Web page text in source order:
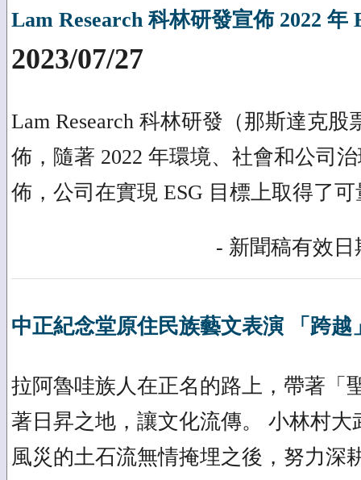
Lam Research 科林研發宣佈 2022 年
2023/07/27
Lam Research 科林研發（那斯達克
佈，隨著 2022 年環境、社會和公司
佈，公司在實現 ESG 目標上取得了
- 新聞稿有效日
中正紀念堂原住民族藝文表演 「跨越
拉阿魯哇族人在正名的路上，帶著「
著日昇之地，讓文化流傳。 小林村大
風災的土石流無情掩埋之後，努力深